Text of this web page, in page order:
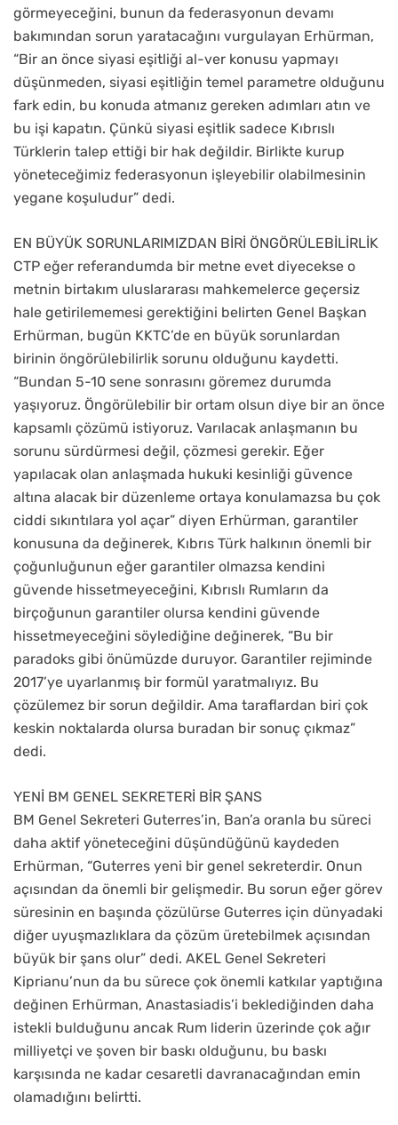
görmeyeceğini, bunun da federasyonun devamı
bakımından sorun yaratacağını vurgulayan Erhürman,
“Bir an önce siyasi eşitliği al-ver konusu yapmayı
düşünmeden, siyasi eşitliğin temel parametre olduğunu
fark edin, bu konuda atmanız gereken adımları atın ve
bu işi kapatın. Çünkü siyasi eşitlik sadece Kıbrıslı
Türklerin talep ettiği bir hak değildir. Birlikte kurup
yöneteceğimiz federasyonun işleyebilir olabilmesinin
yegane koşuludur” dedi.
EN BÜYÜK SORUNLARIMIZDAN BİRİ ÖNGÖRÜLEBİLİRLİK
CTP eğer referandumda bir metne evet diyecekse o
metnin birtakım uluslararası mahkemelerce geçersiz
hale getirilememesi gerektiğini belirten Genel Başkan
Erhürman, bugün KKTC’de en büyük sorunlardan
birinin öngörülebilirlik sorunu olduğunu kaydetti.
“Bundan 5-10 sene sonrasını göremez durumda
yaşıyoruz. Öngörülebilir bir ortam olsun diye bir an önce
kapsamlı çözümü istiyoruz. Varılacak anlaşmanın bu
sorunu sürdürmesi değil, çözmesi gerekir. Eğer
yapılacak olan anlaşmada hukuki kesinliği güvence
altına alacak bir düzenleme ortaya konulamazsa bu çok
ciddi sıkıntılara yol açar” diyen Erhürman, garantiler
konusuna da değinerek, Kıbrıs Türk halkının önemli bir
çoğunluğunun eğer garantiler olmazsa kendini
güvende hissetmeyeceğini, Kıbrıslı Rumların da
birçoğunun garantiler olursa kendini güvende
hissetmeyeceğini söylediğine değinerek, “Bu bir
paradoks gibi önümüzde duruyor. Garantiler rejiminde
2017’ye uyarlanmış bir formül yaratmalıyız. Bu
çözülemez bir sorun değildir. Ama taraflardan biri çok
keskin noktalarda olursa buradan bir sonuç çıkmaz”
dedi.
YENİ BM GENEL SEKRETERİ BİR ŞANS
BM Genel Sekreteri Guterres’in, Ban’a oranla bu süreci
daha aktif yöneteceğini düşündüğünü kaydeden
Erhürman, “Guterres yeni bir genel sekreterdir. Onun
açısından da önemli bir gelişmedir. Bu sorun eğer görev
süresinin en başında çözülürse Guterres için dünyadaki
diğer uyuşmazlıklara da çözüm üretebilmek açısından
büyük bir şans olur” dedi. AKEL Genel Sekreteri
Kiprianu’nun da bu sürece çok önemli katkılar yaptığına
değinen Erhürman, Anastasiadis’i beklediğinden daha
istekli bulduğunu ancak Rum liderin üzerinde çok ağır
milliyetçi ve şoven bir baskı olduğunu, bu baskı
karşısında ne kadar cesaretli davranacağından emin
olamadığını belirtti.